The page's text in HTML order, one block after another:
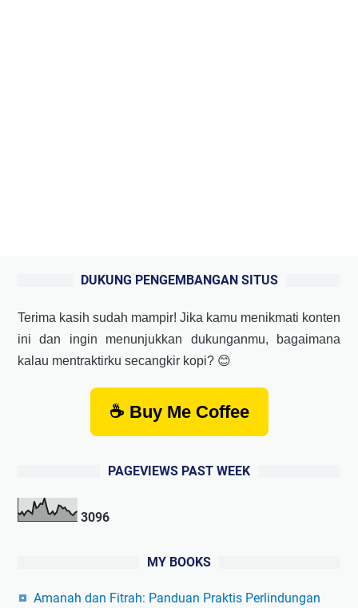
DUKUNG PENGEMBANGAN SITUS
Terima kasih sudah mampir! Jika kamu menikmati konten
ini dan ingin menunjukkan dukunganmu, bagaimana
kalau mentraktirku secangkir kopi? 😊
☕ Buy Me Coffee
PAGEVIEWS PAST WEEK
3096
MY BOOKS
Amanah dan Fitrah: Panduan Praktis Perlindungan